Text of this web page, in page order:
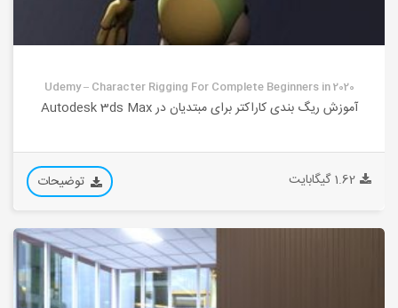
Udemy – Character Rigging For Complete Beginners in 2020
آموزش ریگ بندی کاراکتر برای مبتدیان در Autodesk 3ds Max
1.62 گیگابایت توضیحات